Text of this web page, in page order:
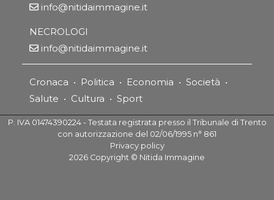
info@nitidaimmagine.it
NECROLOGI
info@nitidaimmagine.it
Cronaca • Politica • Economia • Società •
Salute • Cultura • Sport
P. IVA 01474390224 - Testata registrata presso il Tribunale di Trento
con autorizzazione del 02/06/1995 n° 861
Privacy policy
2026 Copyright © Nitida Immagine